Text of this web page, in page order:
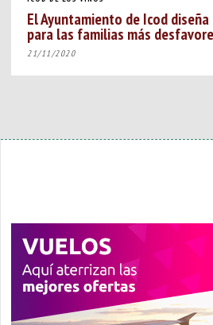
El Ayuntamiento de Icod
para las familias más
21/11/2020